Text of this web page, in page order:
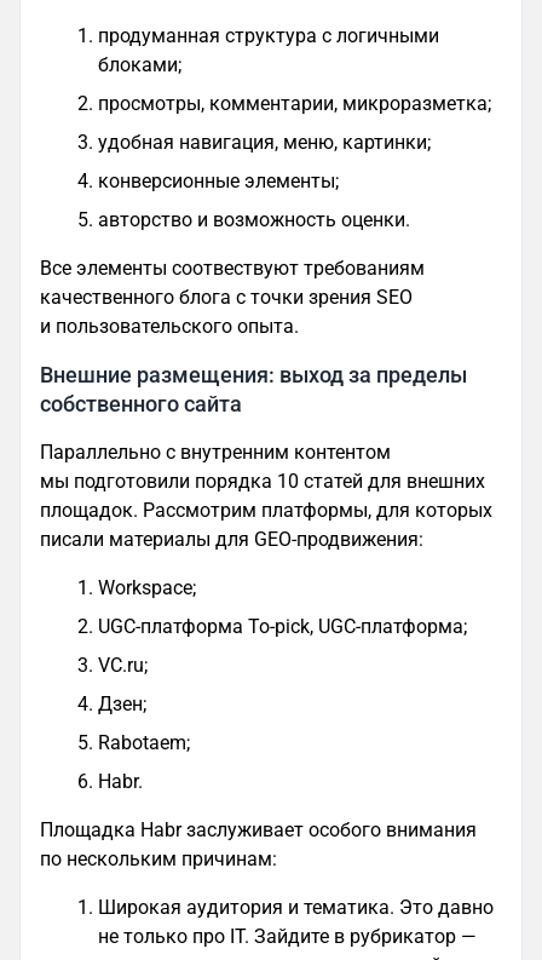
продуманная структура с логичными
блоками;
просмотры, комментарии, микроразметка;
удобная навигация, меню, картинки;
конверсионные элементы;
авторство и возможность оценки.
Все элементы соотвествуют требованиям
качественного блога с точки зрения SEO
и пользовательского опыта.
Внешние размещения: выход за пределы
собственного сайта
Параллельно с внутренним контентом
мы подготовили порядка 10 статей для внешних
площадок. Рассмотрим платформы, для которых
писали материалы для GEO-продвижения:
Workspace;
UGC-платформа To-pick, UGC-платформа;
VC.ru;
Дзен;
Rabotaem;
Habr.
Площадка Habr заслуживает особого внимания
по нескольким причинам:
Широкая аудитория и тематика. Это давно
не только про IT. Зайдите в рубрикатор —